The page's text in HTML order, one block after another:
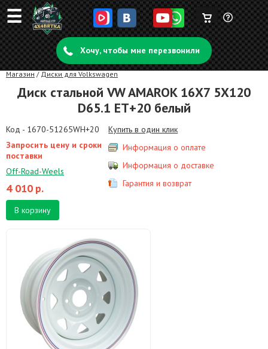
☰ Задать
вопрос
Корзина
пуста
Хочу, чтобы мне перезвонили
Магазин / Диски для Volkswagen
Диск стальной VW AMAROK 16X7 5X120
D65.1 ET+20 белый
Код - 1670-51265WH+20
Запросить цену и сроки
поставки
Off-Road-Weels
4 010 р.
В корзину
Купить в один клик
Информация о оплате
Информация о доставке
Гарантия и возврат